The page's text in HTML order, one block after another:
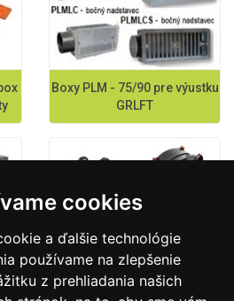
cookies
a ďalšie technológie
používame na zlepšenie
z prehliadania našich
Boxy PLM - 75/90 pre výustku
GRLFT